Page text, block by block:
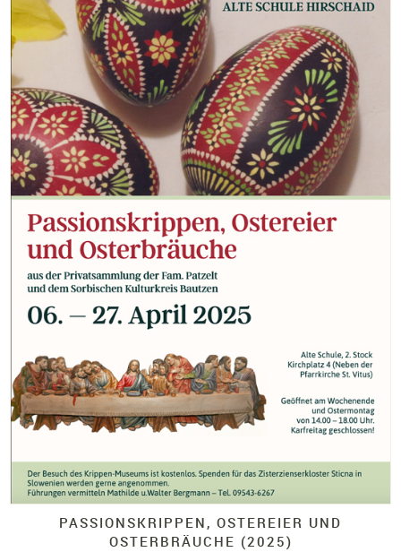
PASSIONSKRIPPEN, OSTEREIER UND
OSTERBRÄUCHE (2025)